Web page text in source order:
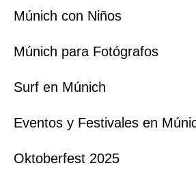
Múnich con Niños
Múnich para Fotógrafos
Surf en Múnich
Eventos y Festivales en
Oktoberfest 2025